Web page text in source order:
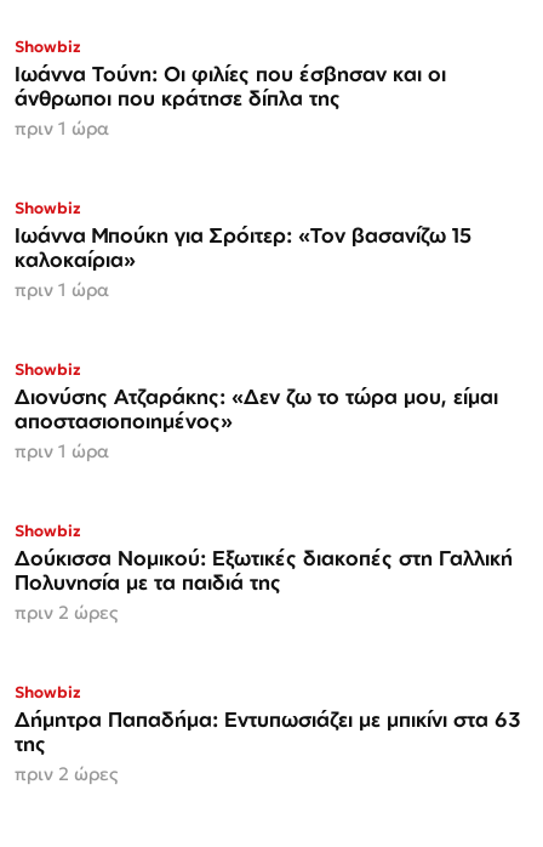
Showbiz
Ιωάννα Τούνη: Οι φιλίες που έσβησαν και οι
άνθρωποι που κράτησε δίπλα της
πριν 1 ώρα
Showbiz
Ιωάννα Μπούκη για Σρόιτερ: «Τον βασανίζω 15
καλοκαίρια»
πριν 1 ώρα
Showbiz
Διονύσης Ατζαράκης: «Δεν ζω το τώρα μου, είμαι
αποστασιοποιημένος»
πριν 1 ώρα
Showbiz
Δούκισσα Νομικού: Εξωτικές διακοπές στη Γαλλική
Πολυνησία με τα παιδιά της
πριν 2 ώρες
Showbiz
Δήμητρα Παπαδήμα: Εντυπωσιάζει με μπικίνι στα 63
της
πριν 2 ώρες